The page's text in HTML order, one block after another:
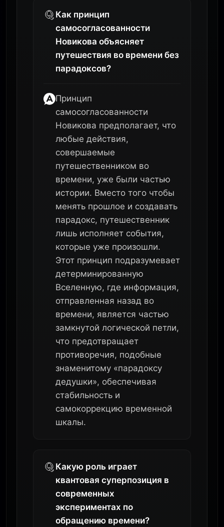
Как принцип
самосогласованности
Новикова объясняет
путешествия во времени без
парадоксов?
Принцип
самосогласованности
Новикова предполагает, что
любые действия,
совершаемые
путешественником во
времени, уже были частью
истории. Вместо того чтобы
менять прошлое и создавать
парадокс, путешественник
лишь исполняет события,
которые уже произошли.
Этот принцип подразумевает
детерминированную
Вселенную, где информация,
отправленная назад во
времени, является частью
замкнутой логической петли,
что предотвращает
противоречия, подобные
знаменитому «парадоксу
дедушки», обеспечивая
стабильность и
самокоррекцию временной
шкалы.
Какую роль играет
квантовая суперпозиция в
современных
экспериментах по
обращению времени?